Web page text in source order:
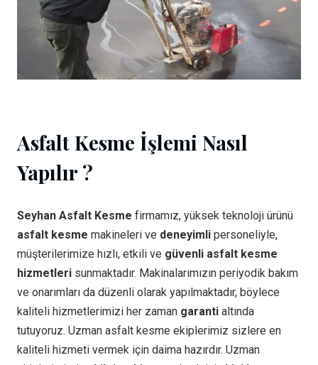
Asfalt Kesme İşlemi Nasıl
Yapılır ?
Seyhan Asfalt Kesme firmamız, yüksek teknoloji ürünü
asfalt kesme makineleri ve deneyimli personeliyle,
müşterilerimize hızlı, etkili ve güvenli asfalt kesme
hizmetleri sunmaktadır. Makinalarımızın periyodik bakım
ve onarımları da düzenli olarak yapılmaktadır, böylece
kaliteli hizmetlerimizi her zaman garanti altında
tutuyoruz. Uzman asfalt kesme ekiplerimiz sizlere en
kaliteli hizmeti vermek için daima hazırdır. Uzman